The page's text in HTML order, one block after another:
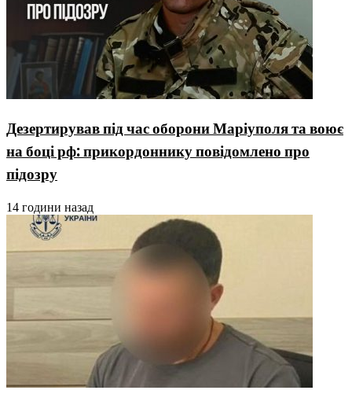
Дезертирував під час оборони Маріуполя та воює
на боці рф: прикордоннику повідомлено про
підозру
14 години назад